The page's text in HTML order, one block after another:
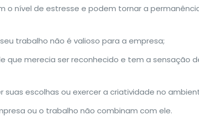
o nível de estresse e podem tornar a
trabalho não é valioso para a empresa;
que merecia ser reconhecido e tem a sensação
escolhas ou exercer a criatividade no
ou o trabalho não combinam com ele.